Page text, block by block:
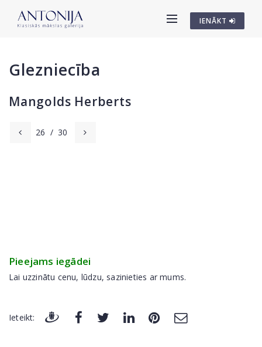
IENĀKT
Glezniecība
Mangolds Herberts
26 / 30
Pieejams iegādei
Lai uzzinātu cenu, lūdzu, sazinieties ar mums.
Ieteikt: